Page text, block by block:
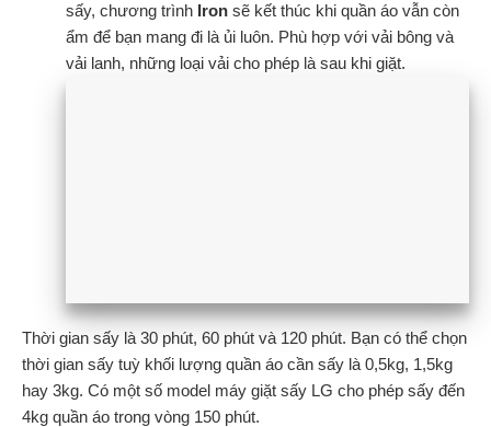
sấy, chương trình Iron sẽ kết thúc khi quần áo vẫn còn
ẩm để bạn mang đi là ủi luôn. Phù hợp với vải bông và
vải lanh, những loại vải cho phép là sau khi giặt.
Thời gian sấy là 30 phút, 60 phút và 120 phút. Bạn có thể chọn
thời gian sấy tuỳ khối lượng quần áo cần sấy là 0,5kg, 1,5kg
hay 3kg. Có một số model máy giặt sấy LG cho phép sấy đến
4kg quần áo trong vòng 150 phút.